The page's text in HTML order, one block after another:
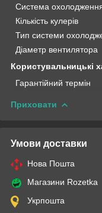
Система
Кількість кулерів
Тип системи
Діаметр вентилятора
Користувальницькі
Гарантійний термін
Приховати
Умови доставки
Нова Пошта
Магазини Rozetka
Укрпошта